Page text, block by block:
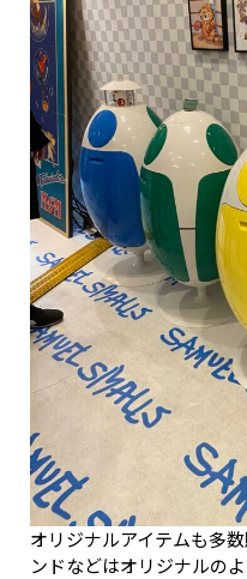
オリジナルアイテムも多
ンドなどはオリジナルのよ